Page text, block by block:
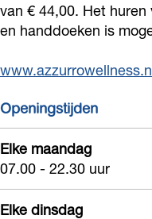
ss
s
e
s
van € 44,00. Het
en handdoeken is
Openingstijden
Elke maandag
07.00 - 22.30 uur
Elke dinsdag